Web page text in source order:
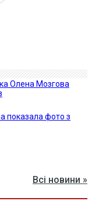
Олена Мозгова
показала фото з
Всі новини »